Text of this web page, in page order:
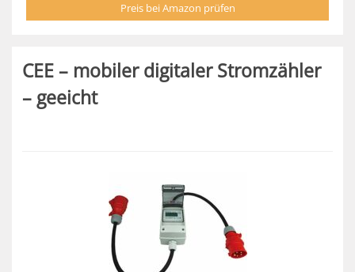
Preis bei Amazon prüfen
CEE – mobiler digitaler Stromzähler
– geeicht